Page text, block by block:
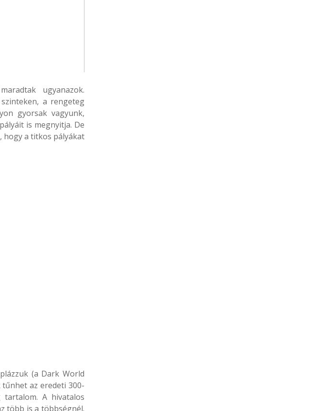
ugyanazok.
a rengeteg
gyorsak vagyunk,
is megnyitja. De
hogy a titkos pályákat
(a Dark World
tűnhet az eredeti 300-
A hivatalos
több is a többségnél.